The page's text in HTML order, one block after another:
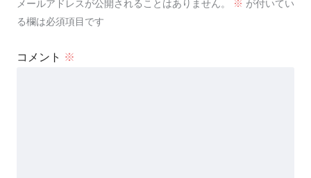
メールアドレスが公開されることはありません。 ※ が付いてい
る欄は必須項目です
コメント ※